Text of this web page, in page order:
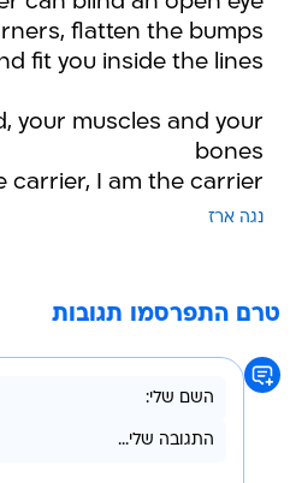
flatten the bumps
fit you inside the lines
your muscles and your
bones
carrier, I am the carrier
נגה ארז
טרם התפרסמו תגובות